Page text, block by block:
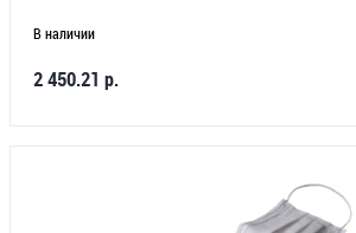
В наличии
2 450.21 р.